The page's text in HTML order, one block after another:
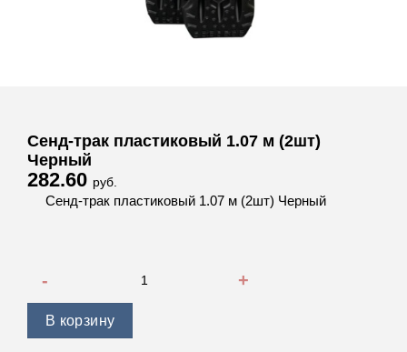
Сенд-трак пластиковый 1.07 м (2шт)
Черный
282.60 руб.
Сенд-трак пластиковый 1.07 м (2шт) Черный
В корзину